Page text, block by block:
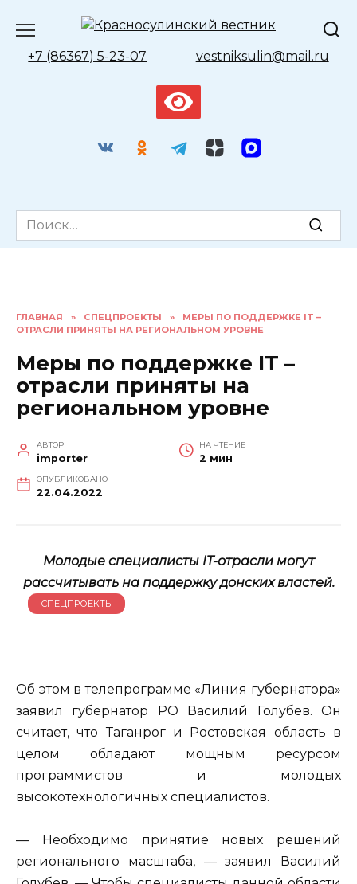
содержанию
+7 (86367) 5-23-07 vestniksulin@mail.ru
Search
for:
ГЛАВНАЯ » СПЕЦПРОЕКТЫ »
МЕРЫ ПО ПОДДЕРЖКЕ IT –
ОТРАСЛИ ПРИНЯТЫ НА РЕГИОНАЛЬНОМ УРОВНЕ
Меры по поддержке IT –
отрасли приняты на
региональном уровне
АВТОР
importer
НА ЧТЕНИЕ
2 мин
ОПУБЛИКОВАНО
22.04.2022
Молодые специалисты IT-отрасли могут
рассчитывать на поддержку донских властей.
СПЕЦПРОЕКТЫ
Об этом в телепрограмме «Линия губернатора»
заявил губернатор РО Василий Голубев. Он
считает, что Таганрог и Ростовская область в
целом обладают мощным ресурсом
программистов и молодых
высокотехнологичных специалистов.
— Необходимо принятие новых решений
регионального масштаба, — заявил Василий